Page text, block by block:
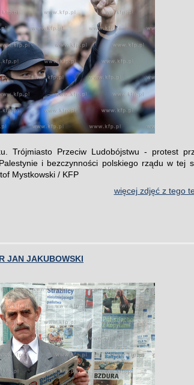
Trójmiasto Przeciw Ludobójstwu - protest
i bezczynności polskiego rządu w tej
Mystkowski / KFP
więcej zdjęć z tego
JAN JAKUBOWSKI